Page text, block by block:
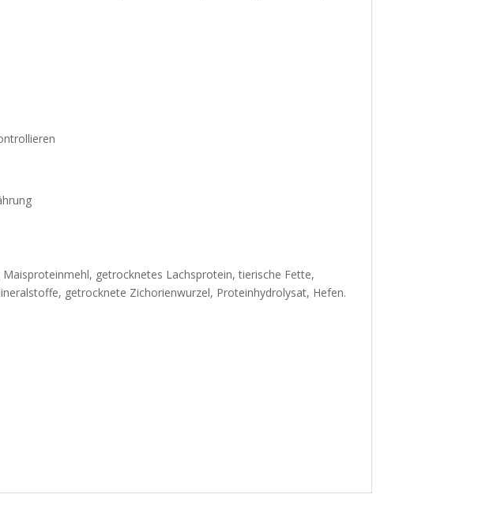
getrocknetes Lachsprotein, tierische Fette,
getrocknete Zichorienwurzel, Proteinhydrolysat, Hefen.